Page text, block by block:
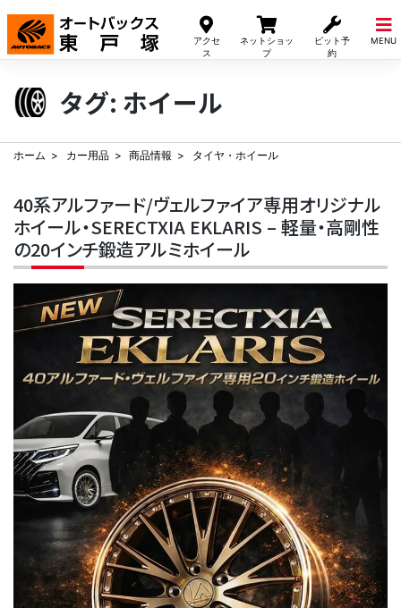
アクセ
ス
ネットショッ
プ
ピット予
約
MENU
Skip
content
タグ: ホイール
ホーム カー用品 商品情報 タイヤ・ホイール
40系アルファード/ヴェルファイア専用オリジナル
ホイール・SERECTXIA EKLARIS – 軽量・高剛性
の20インチ鍛造アルミホイール